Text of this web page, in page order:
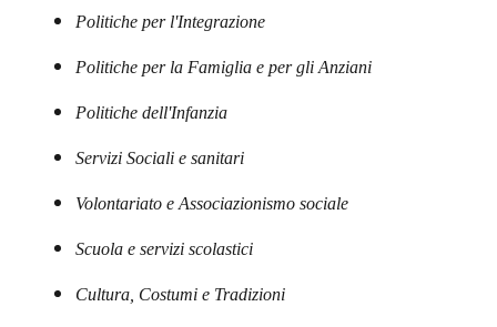
Politiche per l'Integrazione
Politiche per la Famiglia e per gli Anziani
Politiche dell'Infanzia
Servizi Sociali e sanitari
Volontariato e Associazionismo sociale
Scuola e servizi scolastici
Cultura, Costumi e Tradizioni